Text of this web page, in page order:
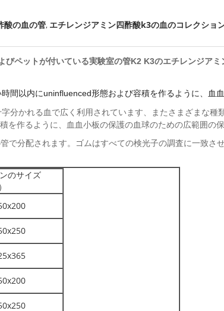
酸の血の管, エチレンジアミン四酢酸k3の血のコレクショ
びペットが付いている実験室の管K2 K3のエチレンジア
間以内にuninfluenced形態および容積を作るように、血
分かれる血で広く利用されています、またさまざまな
作るように、血血小板の保護の血球のための広範囲の
で分配されます。ゴムはすべての検光子の調査に一致
のサイズ